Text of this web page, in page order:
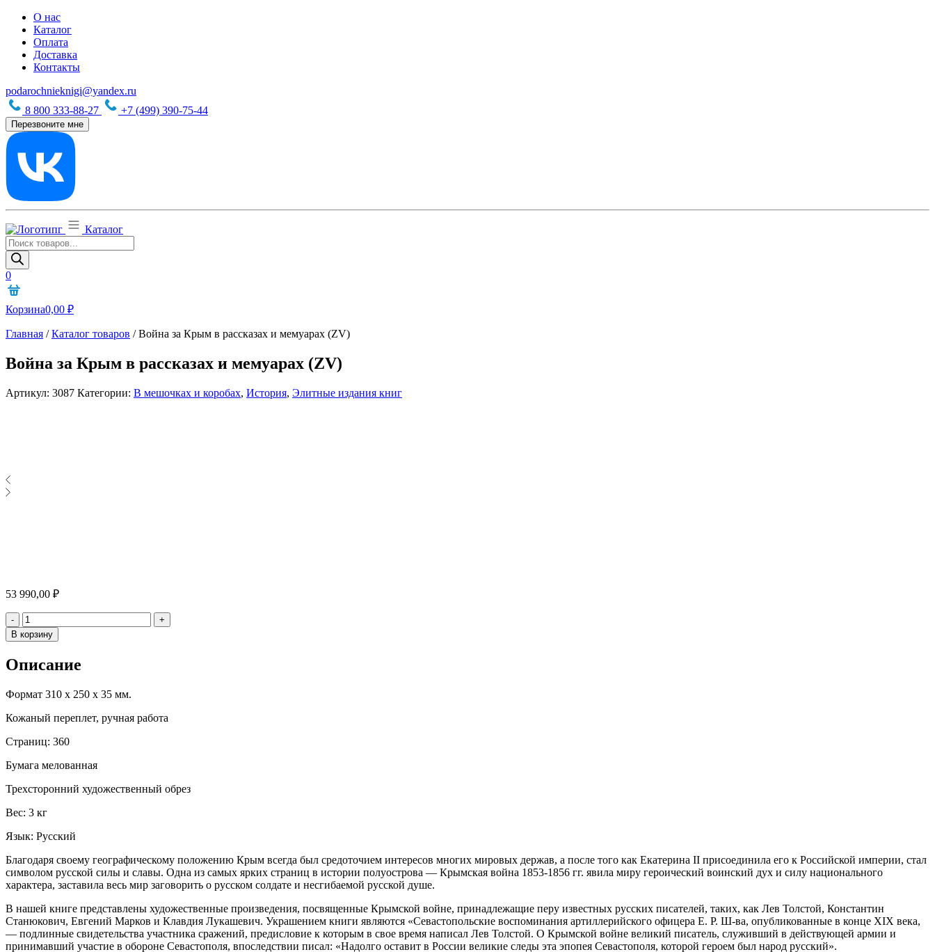
О нас
Каталог
Оплата
Доставка
Контакты
podarochnieknigi@yandex.ru
8 800 333-88-27
+7 (499) 390-75-44
Перезвоните мне
Каталог
Поиск
товаров
0
Корзина0,00 ₽
Главная /Каталог товаров /Война за Крым в рассказах и мемуарах (ZV)
Война за Крым в рассказах и мемуарах (ZV)
Артикул: 3087 Категории: В мешочках и коробах, История, Элитные издания книг
53 990,00 ₽
- Количество
+
В корзину
Описание
Формат 310 х 250 х 35 мм.
Кожаный переплет, ручная работа
Страниц: 360
Бумага мелованная
Трехсторонний художественный обрез
Вес: 3 кг
Язык: Русский
Благодаря своему географическому положению Крым всегда был средоточием интересов многих мировых держав, а после того как Екатерина II присоединила его к Российской империи, стал
символом русской силы и славы. Одна из самых ярких страниц в истории полуострова — Крымская война 1853-1856 гг. явила миру героический воинский дух и силу национального
характера, заставила весь мир заговорить о русском солдате и несгибаемой русской душе.
В нашей книге представлены художественные произведения, посвященные Крымской войне, принадлежащие перу известных русских писателей, таких, как Лев Толстой, Константин
Станюкович, Евгений Марков и Клавдия Лукашевич. Украшением книги являются «Севастопольские воспоминания артиллерийского офицера Е. Р. Ш-ва, опубликованные в конце XIX века,
— подлинные свидетельства участника сражений, предисловие к которым в свое время написал Лев Толстой. О Крымской войне великий писатель, служивший в действующей армии и
принимавший участие в обороне Севастополя, впоследствии писал: «Надолго оставит в России великие следы эта эпопея Севастополя, которой героем был народ русский».